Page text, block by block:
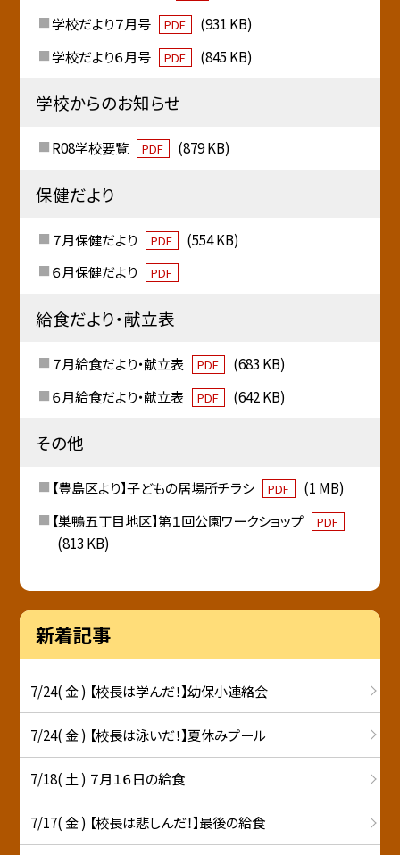
学校だより７月号
PDF
(931 KB)
学校だより６月号
PDF (845 KB)
学校からのお知らせ
R08学校要覧 PDF (879 KB)
保健だより
７月保健だより PDF
(554 KB)
６月保健だより
PDF
給食だより・献立表
７月給食だより・献立表 PDF
(683 KB)
６月給食だより・献立表
PDF (642 KB)
その他
【豊島区より】子どもの居場所チラシ PDF
(1 MB)
【巣鴨五丁目地区】第１回公園ワークショップ
PDF
(813 KB)
新着記事
7/24( 金 ) 【校長は学んだ！】幼保小連絡会
7/24( 金 ) 【校長は泳いだ！】夏休みプール
7/18( 土 ) ７月１６日の給食
7/17( 金 ) 【校長は悲しんだ！】最後の給食